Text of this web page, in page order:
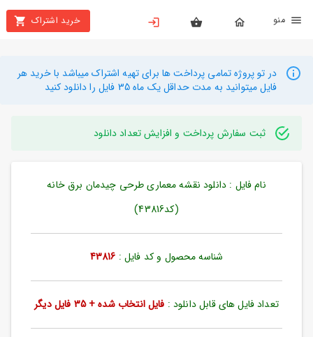
خرید اشتراک
بستن
محصولات
تهیه
راهنما
دانلود
ورود
به
در تو پروژه تمامی پرداخت ها برای تهیه اشتراک میباشد با خرید هر
فایل میتوانید به مدت حداقل یک ماه 35 فایل را دانلود کنید
ثبت سفارش پرداخت و افزایش تعداد دانلود
نام فایل : دانلود نقشه معماری طرحی چیدمان برق خانه
(کد43816)
شناسه محصول و کد فایل : 43816
تعداد فایل های قابل دانلود : فایل انتخاب شده + 35 فایل دیگر